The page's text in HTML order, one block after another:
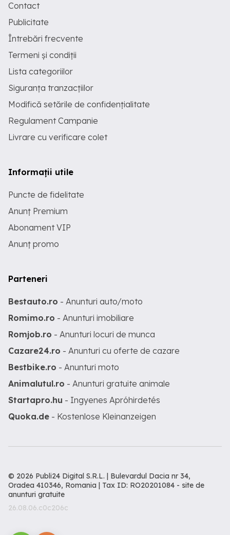
Contact
Publicitate
Întrebări frecvente
Termeni și condiții
Lista categoriilor
Siguranța tranzacțiilor
Modifică setările de confidențialitate
Regulament Campanie
Livrare cu verificare colet
Informații utile
Puncte de fidelitate
Anunț Premium
Abonament VIP
Anunț promo
Parteneri
Bestauto.ro - Anunturi auto/moto
Romimo.ro - Anunturi imobiliare
Romjob.ro - Anunturi locuri de munca
Cazare24.ro - Anunturi cu oferte de cazare
Bestbike.ro - Anunturi moto
Animalutul.ro - Anunturi gratuite animale
Startapro.hu - Ingyenes Apróhirdetés
Quoka.de - Kostenlose Kleinanzeigen
© 2026 Publi24 Digital S.R.L. | Bulevardul Dacia nr 34,
Oradea 410346, Romania | Tax ID: RO20201084 - site de
anunturi gratuite
26.08.06.c0c206c